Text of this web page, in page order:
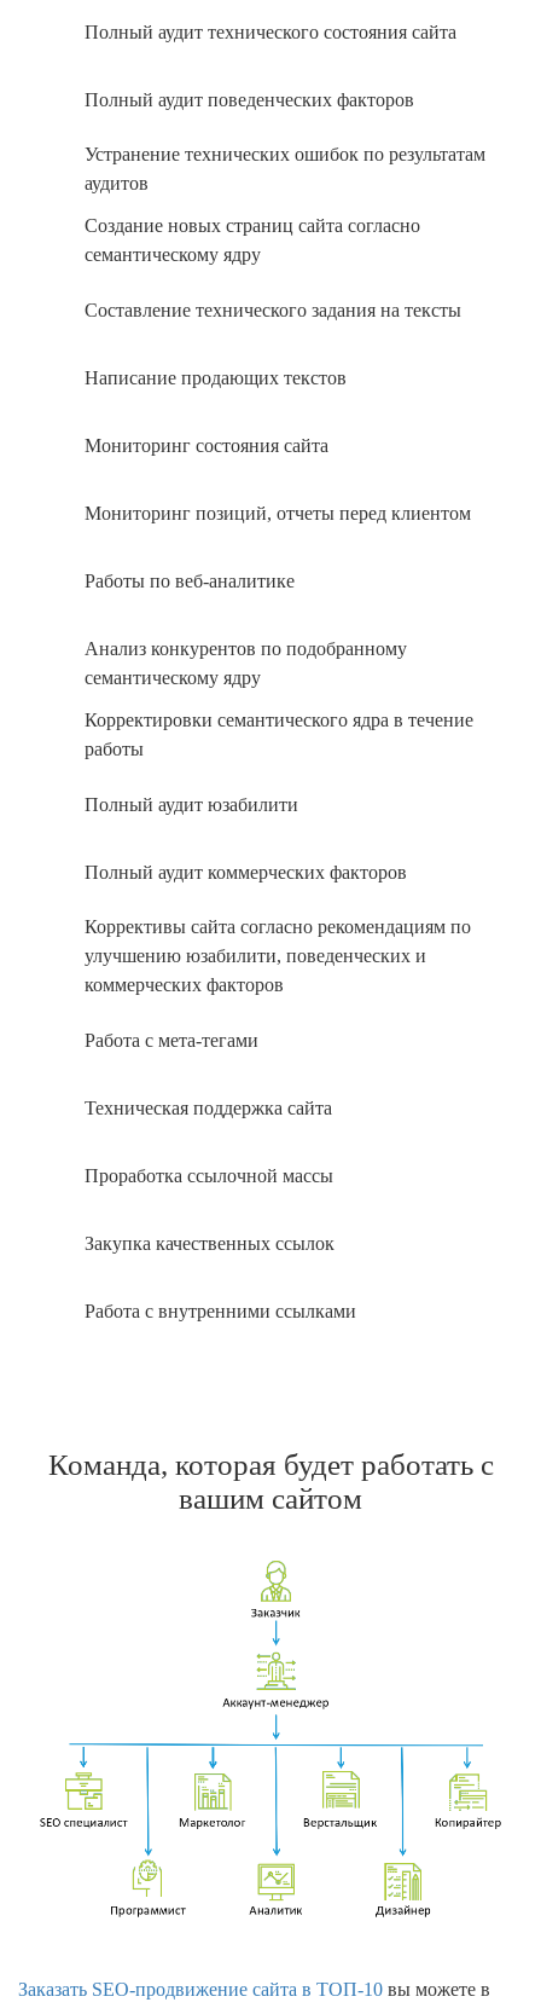
Полный аудит технического состояния сайта
Полный аудит поведенческих факторов
Устранение технических ошибок по результатам
аудитов
Создание новых страниц сайта согласно
семантическому ядру
Составление технического задания на тексты
Написание продающих текстов
Мониторинг состояния сайта
Мониторинг позиций, отчеты перед клиентом
Работы по веб-аналитике
Анализ конкурентов по подобранному
семантическому ядру
Корректировки семантического ядра в течение
работы
Полный аудит юзабилити
Полный аудит коммерческих факторов
Коррективы сайта согласно рекомендациям по
улучшению юзабилити, поведенческих и
коммерческих факторов
Работа с мета-тегами
Техническая поддержка сайта
Проработка ссылочной массы
Закупка качественных ссылок
Работа с внутренними ссылками
Команда, которая будет работать с
вашим сайтом
Заказать SEO-продвижение сайта в ТОП-10 вы можете в